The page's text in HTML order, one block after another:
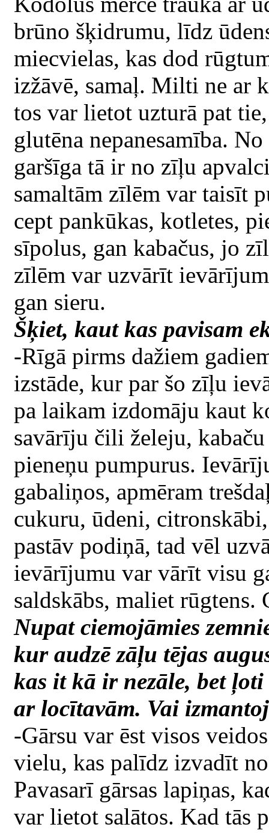
brūno šķidrumu, līdz
miecvielas, kas dod
izžāvē, samaļ. Milti ne ar
tos var lietot uzturā pat
glutēna nepanesamība.
garšīga tā ir no zīļu
samaltām zīlēm var taisīt
cept pankūkas, kotletes,
sīpolus, gan kabačus, jo
zīlēm var uzvārīt
gan sieru.
Šķiet, kaut kas pavisam
-Rīgā pirms dažiem
izstāde, kur par šo zīļu
pa laikam izdomāju kaut
savārīju čili želeju,
pieneņu pumpurus.
gabaliņos, apmēram
cukuru, ūdeni,
pastāv podiņā, tad vēl
ievārījumu var vārīt visu
saldskābs, maliet rūgtens.
Nupat ciemojāmies
kur audzē zāļu tējas
kas it kā ir nezāle, bet
ar locītavām. Vai
-Gārsu var ēst visos
vielu, kas palīdz izvadīt
Pavasarī gārsas lapiņas,
var lietot salātos. Kad tās